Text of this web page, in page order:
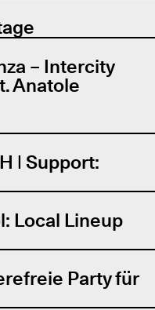
– Intercity
Anatole
| Support:
Local Lineup
Party für